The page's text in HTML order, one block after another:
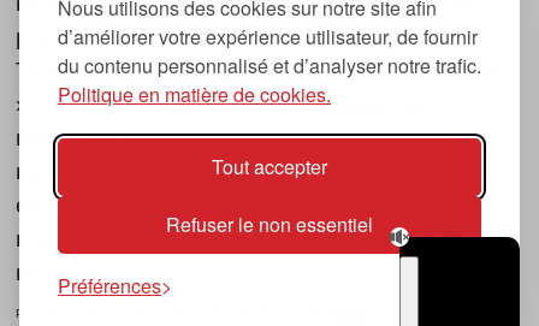
Nous utilisons des cookies sur notre site afin
d’améliorer votre expérience utilisateur, de fournir
du contenu personnalisé et d’analyser notre trafic.
Politique en matière de cookies.
Tout accepter
Refuser le non essentiel
Préférences
première parution date de 2007.
Tsugi en japonais signifie « prochain », « suivant
», ce qui correspond à la thématique du
magazine, à l’affût des nouvelles tendances
musicales, qu’elles viennent de la musique
électronique, du rock ou du hip hop, et des
nouveaux phénomènes de société liés à la
musique.
POLITIQUE DE COOKIES (UE)